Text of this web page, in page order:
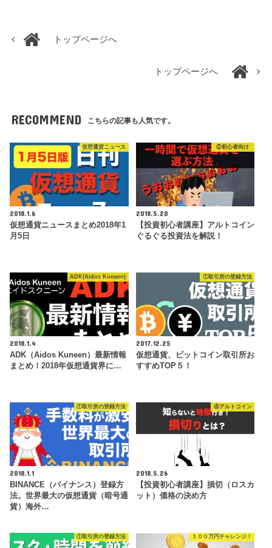
トップページへ
トップページへ
RECOMMEND こちらの記事も人気です。
仮想通貨ニュース
2018.1.6
仮想通貨ニュースまとめ2018年1
月5日
②初心者向け
2018.5.20
【投資初心者講座】アルトコイン
ぐるぐる投資法を解説！
ADK(Aidos Kuneen)
2018.1.4
ADK（Aidos Kuneen）最新情報
まとめ！2018年仮想通貨界に…
①取引所の登録方法
2017.12.25
仮想通貨、ビットコイン取引所お
すすめTOP５！
①取引所の登録方法
2018.1.1
BINANCE（バイナンス）登録方
法。世界最大の仮想通貨（暗号通
貨）海外…
④アルトコイン
2018.5.26
【投資初心者講座】損切（ロスカ
ット）価格の決め方
①取引所の登録方法 １００万円チャレンジ！